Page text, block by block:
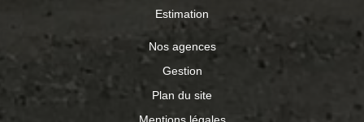
Estimation
Nos agences
Gestion
Plan du site
Mentions légales